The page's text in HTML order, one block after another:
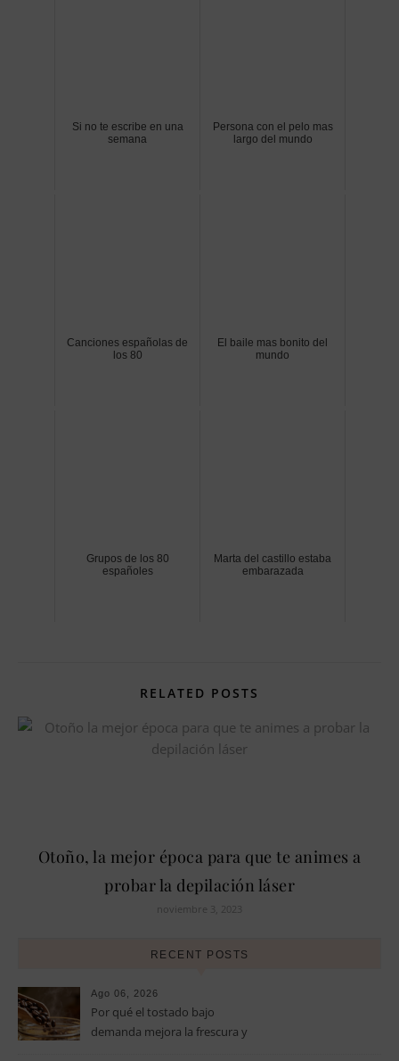
Si no te escribe en una
semana
Persona con el pelo mas
largo del mundo
Canciones españolas de
los 80
El baile mas bonito del
mundo
Grupos de los 80
españoles
Marta del castillo estaba
embarazada
RELATED POSTS
Otoño, la mejor época para que te animes a
probar la depilación láser
noviembre 3, 2023
RECENT POSTS
Ago 06, 2026
Por qué el tostado bajo
demanda mejora la frescura y